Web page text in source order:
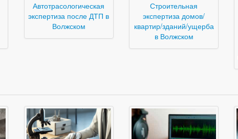
Автотрасологическая
экспертиза после ДТП в
Волжском
Строительная
экспертиза домов/
квартир/зданий/ущерба
в Волжском